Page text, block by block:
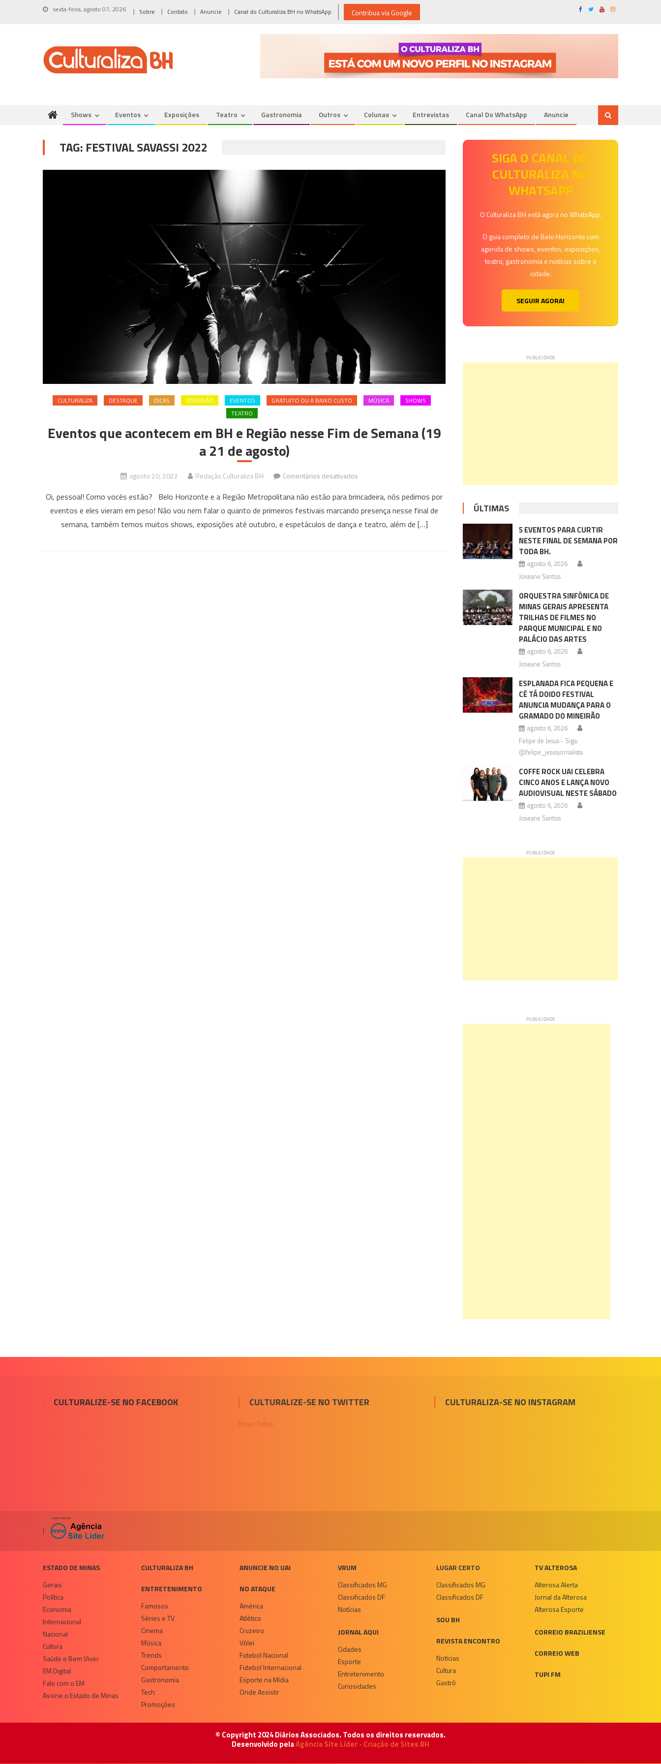
sexta-feira, agosto 07, 2026 Sobre Contato Anuncie Canal do Culturaliza BH no WhatsApp Contribua via Google
Shows Eventos Exposições Teatro Gastronomia Outros Colunas Entrevistas Canal Do WhatsApp Anuncie
TAG: FESTIVAL SAVASSI 2022
CULTURALIZA DESTAQUE DICAS DIVERSÃO EVENTOS GRATUITO OU A BAIXO CUSTO MÚSICA
SHOWS
TEATRO
Eventos que acontecem em BH e Região nesse Fim de Semana (19
a 21 de agosto)
agosto 20, 2022 Redação Culturaliza BH Comentários desativados
que
acontecem
em
e
Oi, pessoal! Como vocês estão? Belo Horizonte e a Região Metropolitana não estão para brincadeira, nós pedimos por
eventos e eles vieram em peso! Não vou nem falar o quanto de primeiros festivais marcando presença nesse final de
semana, também temos muitos shows, exposições até outubro, e espetáculos de dança e teatro, além de […]
SIGA O CANAL DO
CULTURALIZA NO
WHATSAPP
O Culturaliza BH está agora no WhatsApp.
O guia completo de Belo Horizonte com
agenda de shows, eventos, exposições,
teatro, gastronomia e notícias sobre a
cidade.
SEGUIR AGORA!
ÚLTIMAS
5 EVENTOS PARA CURTIR
NESTE FINAL DE SEMANA POR
TODA BH.
agosto 6, 2026
Joseane Santos
ORQUESTRA SINFÔNICA DE
MINAS GERAIS APRESENTA
TRILHAS DE FILMES NO
PARQUE MUNICIPAL E NO
PALÁCIO DAS ARTES
agosto 6, 2026
Joseane Santos
ESPLANADA FICA PEQUENA E
CÊ TÁ DOIDO FESTIVAL
ANUNCIA MUDANÇA PARA O
GRAMADO DO MINEIRÃO
agosto 6, 2026
Felipe de Jesus - Siga:
@felipe_jesusjornalista
COFFE ROCK UAI CELEBRA
CINCO ANOS E LANÇA NOVO
AUDIOVISUAL NESTE SÁBADO
agosto 6, 2026
Joseane Santos
CULTURALIZE-SE NO FACEBOOK CULTURALIZE-SE NO TWITTER
Meus Tuítes
CULTURALIZA-SE NO INSTAGRAM
|
ESTADO DE MINAS
Gerais
Política
Economia
Internacional
Nacional
Cultura
Saúde e Bem Viver
EM Digital
Fale com o EM
Assine o Estado de Minas
CULTURALIZA BH
ENTRETENIMENTO
Famosos
Séries e TV
Cinema
Música
Trends
Comportamento
Gastronomia
Tech
Promoções
ANUNCIE NO UAI
NO ATAQUE
América
Atlético
Cruzeiro
Vôlei
Futebol Nacional
Futebol Internacional
Esporte na Mídia
Onde Assistir
VRUM
Classificados MG
Classificados DF
Notícias
JORNAL AQUI
Cidades
Esporte
Entretenimento
Curiosidades
LUGAR CERTO
Classificados MG
Classificados DF
SOU BH
REVISTA ENCONTRO
Notícias
Cultura
Gastrô
TV ALTEROSA
Alterosa Alerta
Jornal da Alterosa
Alterosa Esporte
CORREIO BRAZILIENSE
CORREIO WEB
TUPI FM
© Copyright 2024 Diários Associados. Todos os direitos reservados.
Desenvolvido pelaAgência Site Líder - Criação de Sites BH